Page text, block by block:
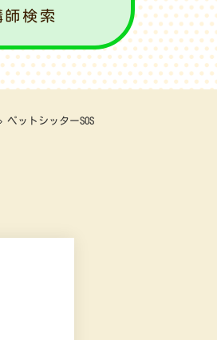
師検索
ペットシッターSOS